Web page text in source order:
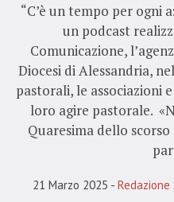
“C’è un tempo per ogni
un podcast
Comunicazione,
Diocesi di Alessandria,
pastorali, le associazioni
loro agire pastorale.
Quaresima dello
21 Marzo 2025 Redazione